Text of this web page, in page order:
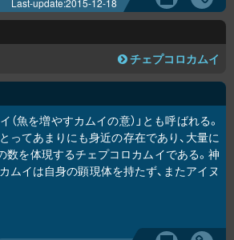
Last-update:2015-12-18
チェプコ ロカムイ
（魚を増やすカムイの意）」とも呼ばれる。
ってあまりにも身近の存在であり、大量に
数を体現するチェプコロカムイである。神
カムイは自身の顕現体を持たず、またアイヌ